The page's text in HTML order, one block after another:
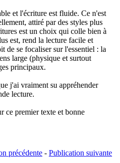
et l'écriture est fluide. Ce n'est
attiré par des styles plus
est un choix qui colle bien à
est, rend la lecture facile et
de se focaliser sur l'essentiel : la
large (physique et surtout
principaux.
j'ai vraiment su appréhender
lecture.
ce premier texte et bonne
précédente - Publication suivante